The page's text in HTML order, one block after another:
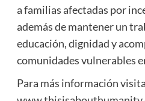
a familias afectadas por
además de mantener un
educación, dignidad y
comunidades vulnerables
Para más información